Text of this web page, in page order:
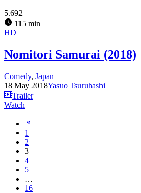
5.692
115 min
HD
Nomitori Samurai (2018)
Comedy, Japan
18 May 2018Yasuo Tsuruhashi
Trailer
Watch
1
2
3
4
5
…
16